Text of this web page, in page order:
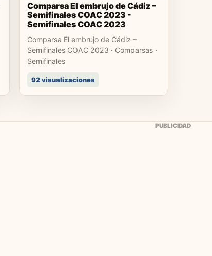
Comparsa El embrujo de Cádiz –
Semifinales COAC 2023 -
Semifinales COAC 2023
Comparsa El embrujo de Cádiz –
Semifinales COAC 2023 · Comparsas ·
Semifinales
92 visualizaciones
PUBLICIDAD